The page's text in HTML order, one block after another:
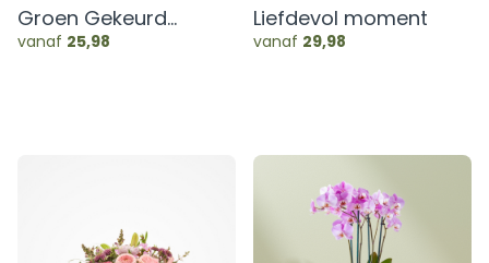
Groen Gekeurd
gerbera boeket
vanaf 25,98
Liefdevol moment
vanaf 29,98